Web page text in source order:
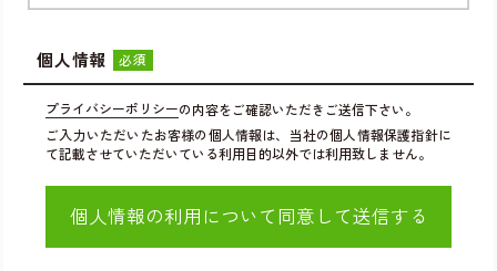
個人情報 必須
プライバシーポリシーの内容をご確認いただきご送信下さい。
ご入力いただいたお客様の個人情報は、当社の個人情報保護指針に
て記載させていただいている利用目的以外では利用致しません。